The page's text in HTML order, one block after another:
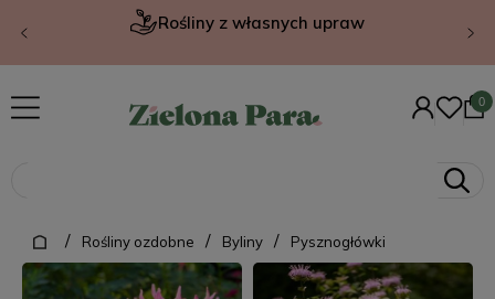
Rośliny z własnych upraw
/ Rośliny ozdobne / Byliny / Pysznogłówki